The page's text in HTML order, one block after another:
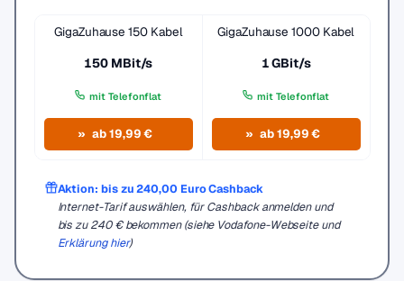
GigaZuhause 150 Kabel
150 MBit/s
mit Telefonflat
ab 19,99 €
GigaZuhause 1000 Kabel
1 GBit/s
mit Telefonflat
ab 19,99 €
Aktion: bis zu 240,00 Euro Cashback
Internet-Tarif auswählen, für Cashback anmelden und
bis zu 240 € bekommen (siehe Vodafone-Webseite und
Erklärung hier)